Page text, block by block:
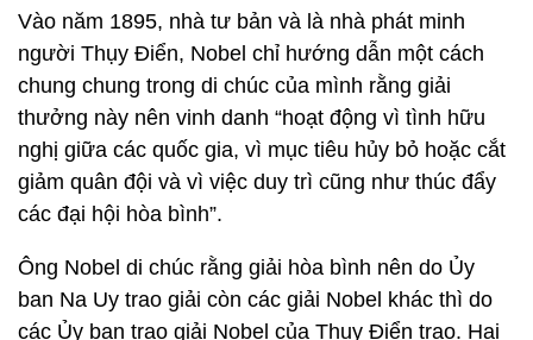
Vào năm 1895, nhà tư bản và là nhà phát minh
người Thụy Điển, Nobel chỉ hướng dẫn một cách
chung chung trong di chúc của mình rằng giải
thưởng này nên vinh danh “hoạt động vì tình hữu
nghị giữa các quốc gia, vì mục tiêu hủy bỏ hoặc cắt
giảm quân đội và vì việc duy trì cũng như thúc đẩy
các đại hội hòa bình”.
Ông Nobel di chúc rằng giải hòa bình nên do Ủy
ban Na Uy trao giải còn các giải Nobel khác thì do
các Ủy ban trao giải Nobel của Thụy Điển trao. Hai